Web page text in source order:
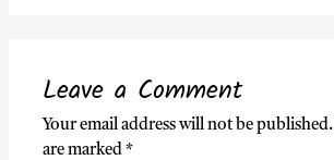
Leave a Comment
Your email address will not be published.
are marked*